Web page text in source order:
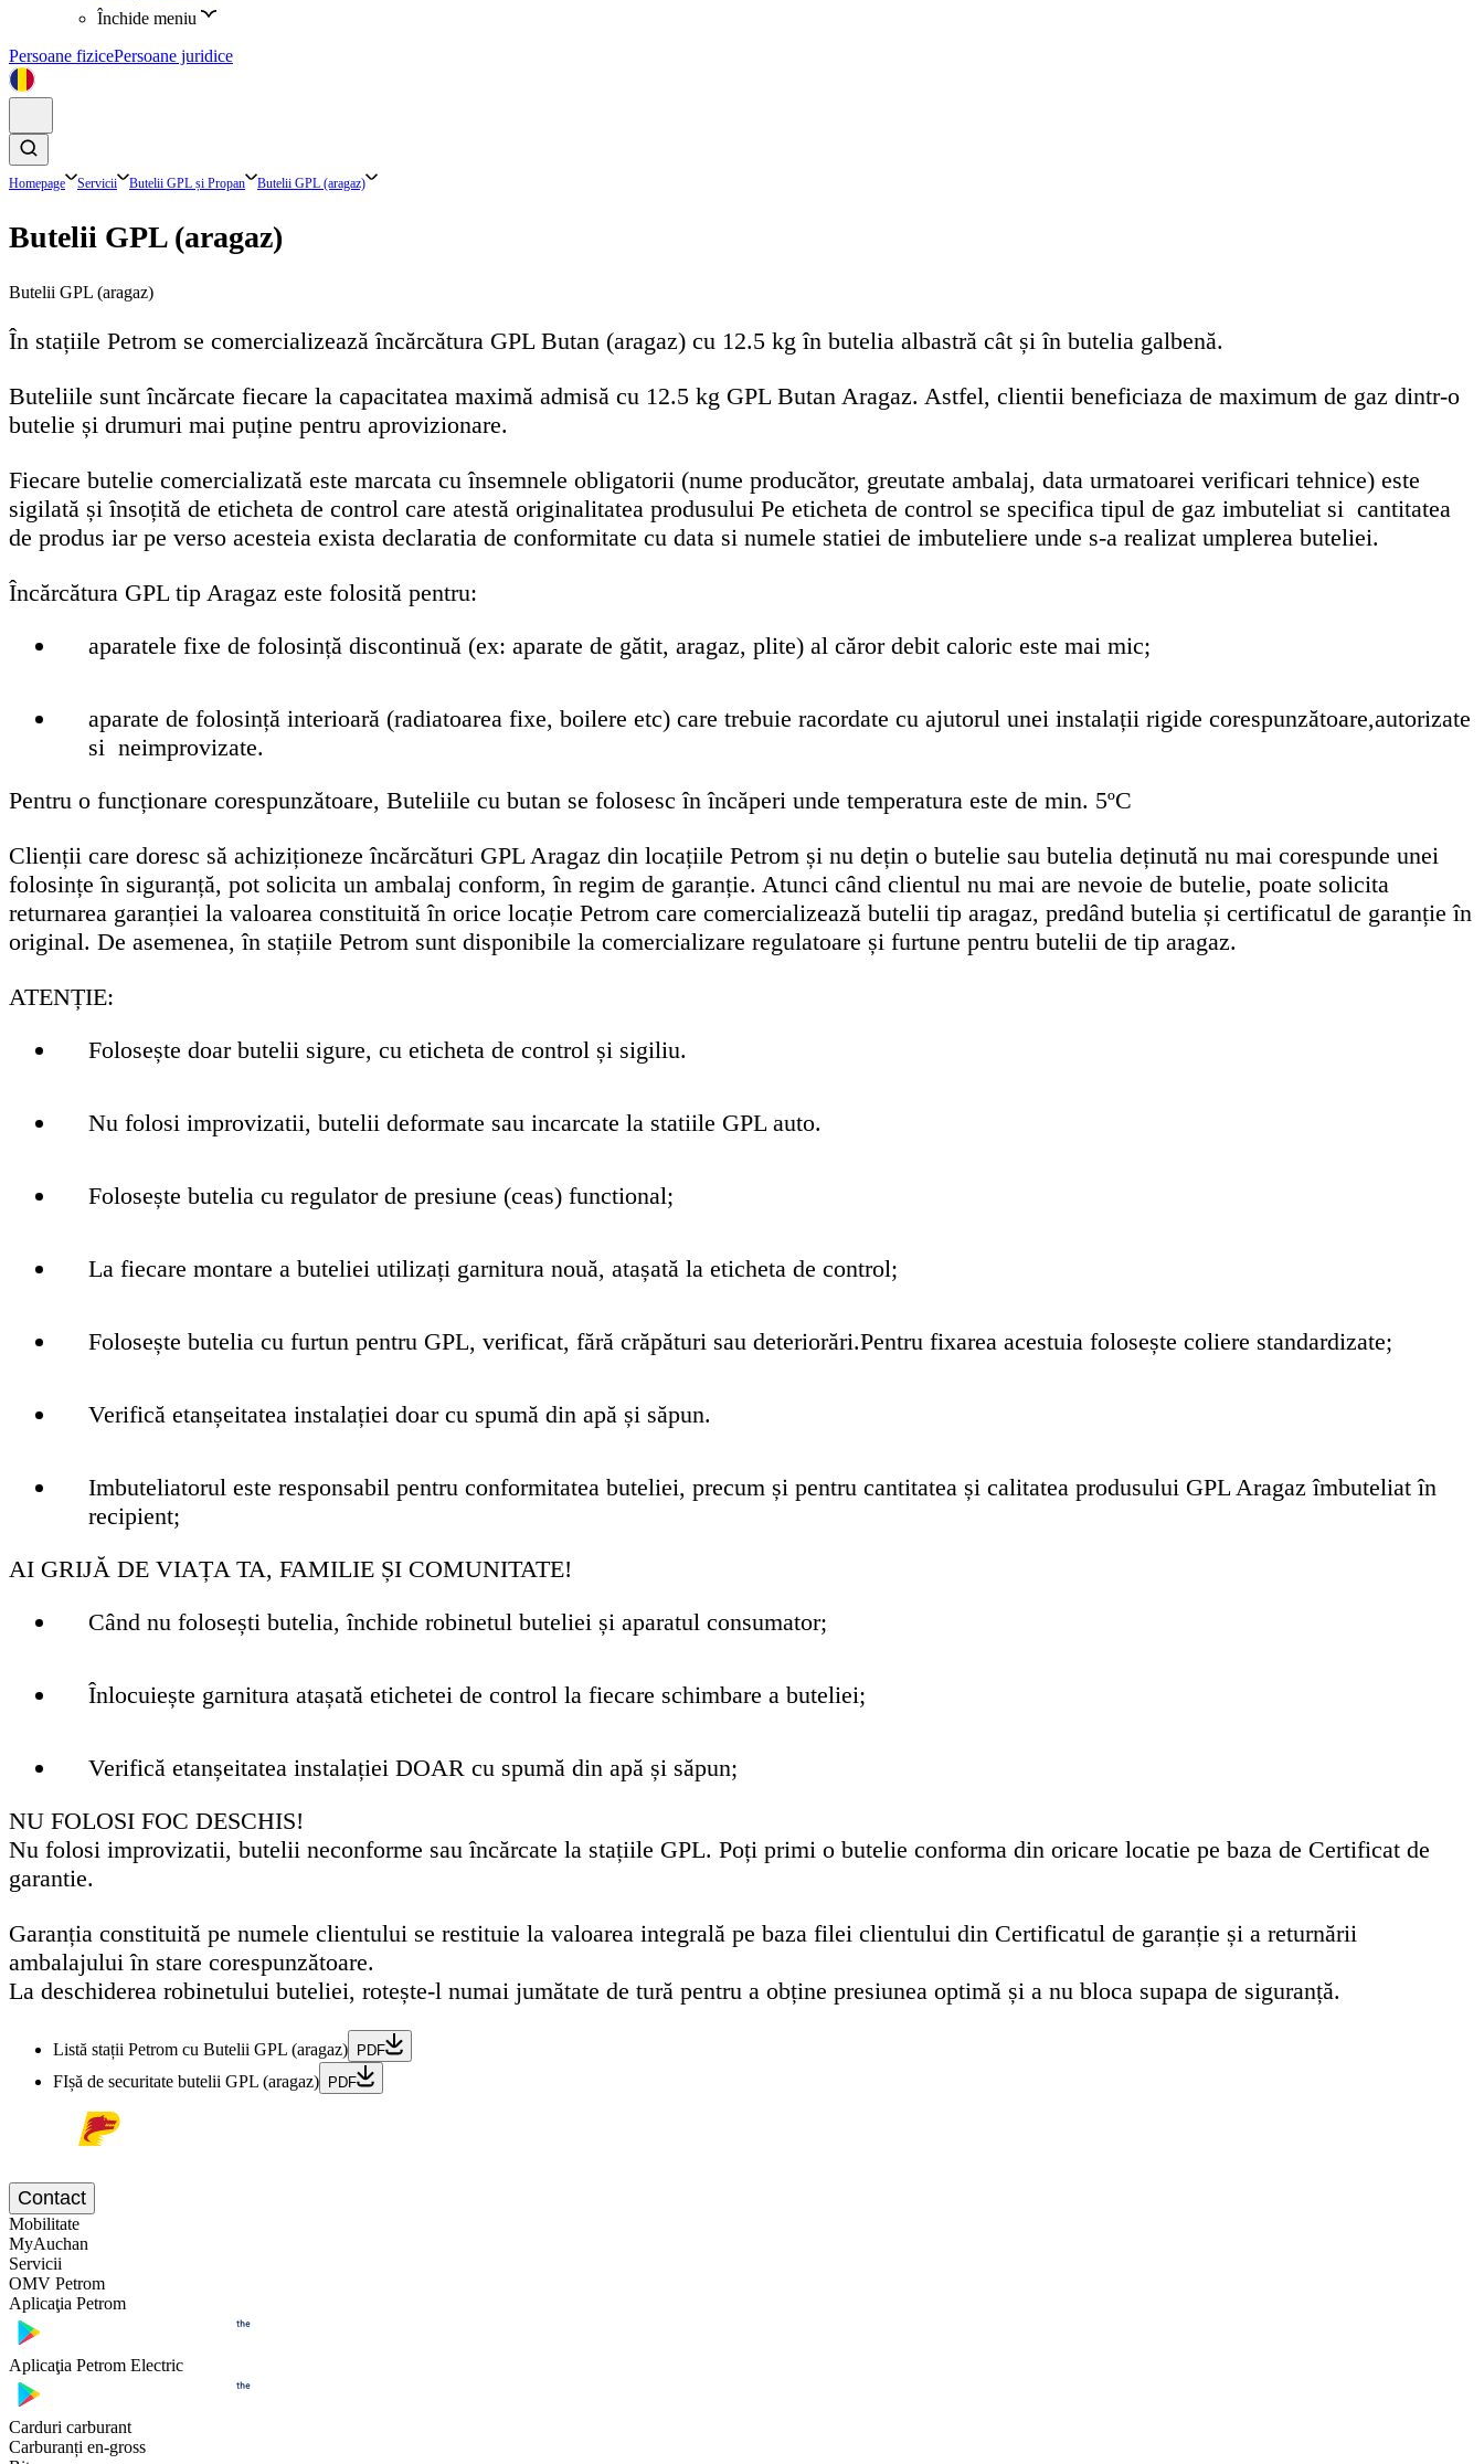
Închide meniu
Persoane fizicePersoane juridice
Homepage Servicii Butelii GPL și Propan Butelii GPL (aragaz)
Butelii GPL (aragaz)
Butelii GPL (aragaz)
În stațiile Petrom se comercializează încărcătura GPL Butan (aragaz) cu 12.5 kg în butelia albastră cât și în butelia galbenă.
Buteliile sunt încărcate fiecare la capacitatea maximă admisă cu 12.5 kg GPL Butan Aragaz. Astfel, clientii beneficiaza de maximum de gaz dintr-o
butelie și drumuri mai puține pentru aprovizionare.
Fiecare butelie comercializată este marcata cu însemnele obligatorii (nume producător, greutate ambalaj, data urmatoarei verificari tehnice) este
sigilată și însoțită de eticheta de control care atestă originalitatea produsului Pe eticheta de control se specifica tipul de gaz imbuteliat si cantitatea
de produs iar pe verso acesteia exista declaratia de conformitate cu data si numele statiei de imbuteliere unde s-a realizat umplerea buteliei.
Încărcătura GPL tip Aragaz este folosită pentru:
aparatele fixe de folosință discontinuă (ex: aparate de gătit, aragaz, plite) al căror debit caloric este mai mic;
aparate de folosință interioară (radiatoarea fixe, boilere etc) care trebuie racordate cu ajutorul unei instalații rigide corespunzătoare,autorizate
si neimprovizate.
Pentru o funcționare corespunzătoare, Buteliile cu butan se folosesc în încăperi unde temperatura este de min. 5ºC
Clienții care doresc să achiziționeze încărcături GPL Aragaz din locațiile Petrom și nu dețin o butelie sau butelia deținută nu mai corespunde unei
folosințe în siguranță, pot solicita un ambalaj conform, în regim de garanție. Atunci când clientul nu mai are nevoie de butelie, poate solicita
returnarea garanției la valoarea constituită în orice locație Petrom care comercializează butelii tip aragaz, predând butelia și certificatul de garanție în
original. De asemenea, în stațiile Petrom sunt disponibile la comercializare regulatoare și furtune pentru butelii de tip aragaz.
ATENȚIE:
Folosește doar butelii sigure, cu eticheta de control și sigiliu.
Nu folosi improvizatii, butelii deformate sau incarcate la statiile GPL auto.
Folosește butelia cu regulator de presiune (ceas) functional;
La fiecare montare a buteliei utilizați garnitura nouă, atașată la eticheta de control;
Folosește butelia cu furtun pentru GPL, verificat, fără crăpături sau deteriorări.Pentru fixarea acestuia folosește coliere standardizate;
Verifică etanșeitatea instalației doar cu spumă din apă și săpun.
Imbuteliatorul este responsabil pentru conformitatea buteliei, precum și pentru cantitatea și calitatea produsului GPL Aragaz îmbuteliat în
recipient;
AI GRIJĂ DE VIAȚA TA, FAMILIE ȘI COMUNITATE!
Când nu folosești butelia, închide robinetul buteliei și aparatul consumator;
Înlocuiește garnitura atașată etichetei de control la fiecare schimbare a buteliei;
Verifică etanșeitatea instalației DOAR cu spumă din apă și săpun;
NU FOLOSI FOC DESCHIS!
Nu folosi improvizatii, butelii neconforme sau încărcate la stațiile GPL. Poți primi o butelie conforma din oricare locatie pe baza de Certificat de
garantie.
Garanția constituită pe numele clientului se restituie la valoarea integrală pe baza filei clientului din Certificatul de garanție și a returnării
ambalajului în stare corespunzătoare.
La deschiderea robinetului buteliei, rotește-l numai jumătate de tură pentru a obține presiunea optimă și a nu bloca supapa de siguranță.
Listă stații Petrom cu Butelii GPL (aragaz) PDF
FIșă de securitate butelii GPL (aragaz) PDF
Contact
Mobilitate
MyAuchan
Servicii
OMV Petrom
Aplicaţia Petrom
Aplicaţia Petrom Electric
Carduri carburant
Carburanți en-gross